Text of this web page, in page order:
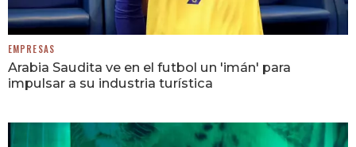
EMPRESAS
Arabia Saudita ve en el futbol un 'imán' para
impulsar a su industria turística